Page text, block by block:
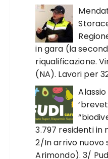
in gara (la
riqualificazione.
(NA). Lavori per
3.797 residenti in
2/In arrivo
Arimondo). 3/